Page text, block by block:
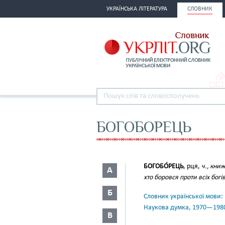
УКРАЇНСЬКА ЛІТЕРАТУРА СЛОВНИК
БОГОБОРЕЦЬ
А
Б
В
БОГОБО́РЕЦЬ, рця, ч.,
хто боровся проти всіх
Словник української
Наукова думка,